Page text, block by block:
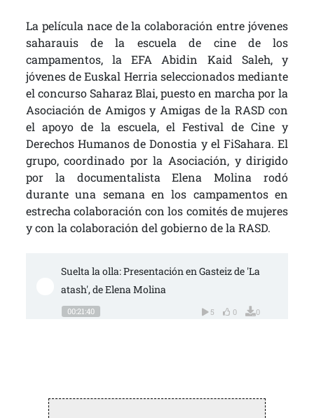
La película nace de la colaboración entre jóvenes
saharauis de la escuela de cine de los
campamentos, la EFA Abidin Kaid Saleh, y
jóvenes de Euskal Herria seleccionados mediante
el concurso Saharaz Blai, puesto en marcha por la
Asociación de Amigos y Amigas de la RASD con
el apoyo de la escuela, el Festival de Cine y
Derechos Humanos de Donostia y el FiSahara. El
grupo, coordinado por la Asociación, y dirigido
por la documentalista Elena Molina rodó
durante una semana en los campamentos en
estrecha colaboración con los comités de mujeres
y con la colaboración del gobierno de la RASD.
Suelta la olla: Presentación en Gasteiz de 'La
atash', de Elena Molina
00:21:40 5 0 0